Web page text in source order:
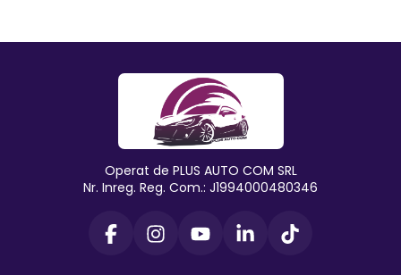
Operat de PLUS AUTO COM SRL
Nr. Inreg. Reg. Com.: J1994000480346